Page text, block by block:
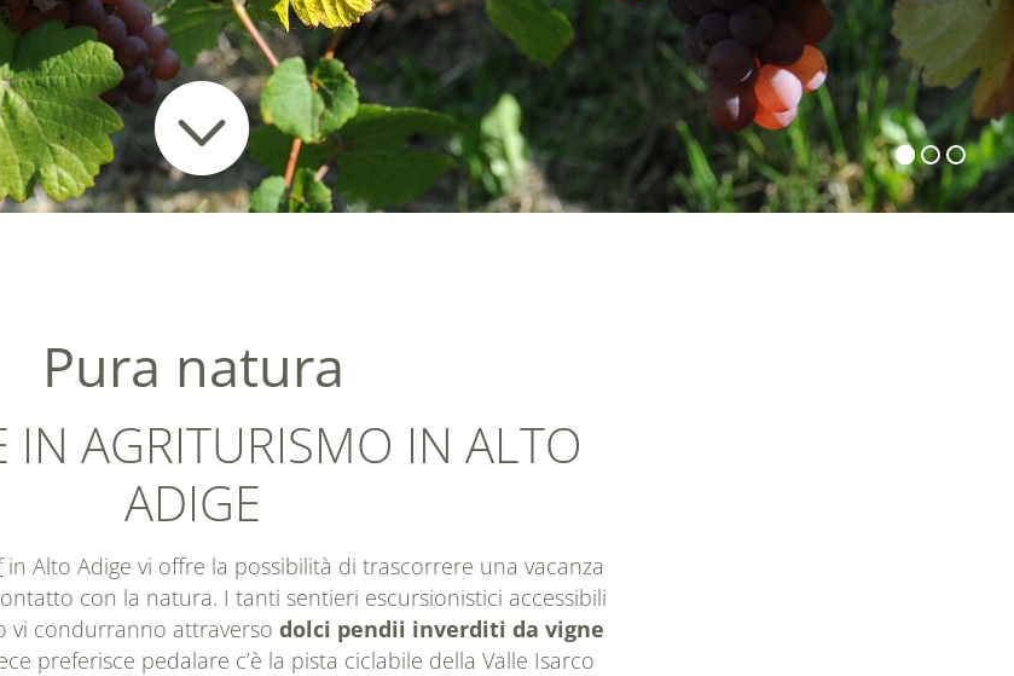
Pura natura
IN AGRITURISMO IN ALTO
ADIGE
in Alto Adige vi offre la possibilità di trascorrere una vacanza
con la natura. I tanti sentieri escursionistici accessibili
vi condurranno attraversodolci pendii inverditi da vigne
preferisce pedalare c’è la pista ciclabile della Valle Isarco